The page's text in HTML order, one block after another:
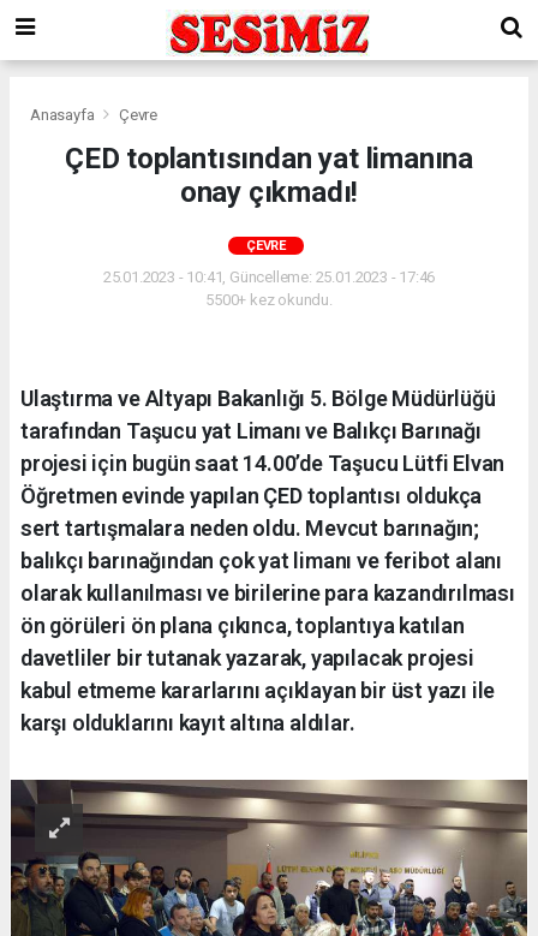
Anasayfa Çevre
ÇED toplantısından yat limanına
onay çıkmadı!
ÇEVRE
25.01.2023 - 10:41, Güncelleme: 25.01.2023 - 17:46
5500+ kez okundu.
Ulaştırma ve Altyapı Bakanlığı 5. Bölge Müdürlüğü
tarafından Taşucu yat Limanı ve Balıkçı Barınağı
projesi için bugün saat 14.00’de Taşucu Lütfi Elvan
Öğretmen evinde yapılan ÇED toplantısı oldukça
sert tartışmalara neden oldu. Mevcut barınağın;
balıkçı barınağından çok yat limanı ve feribot alanı
olarak kullanılması ve birilerine para kazandırılması
ön görüleri ön plana çıkınca, toplantıya katılan
davetliler bir tutanak yazarak, yapılacak projesi
kabul etmeme kararlarını açıklayan bir üst yazı ile
karşı olduklarını kayıt altına aldılar.